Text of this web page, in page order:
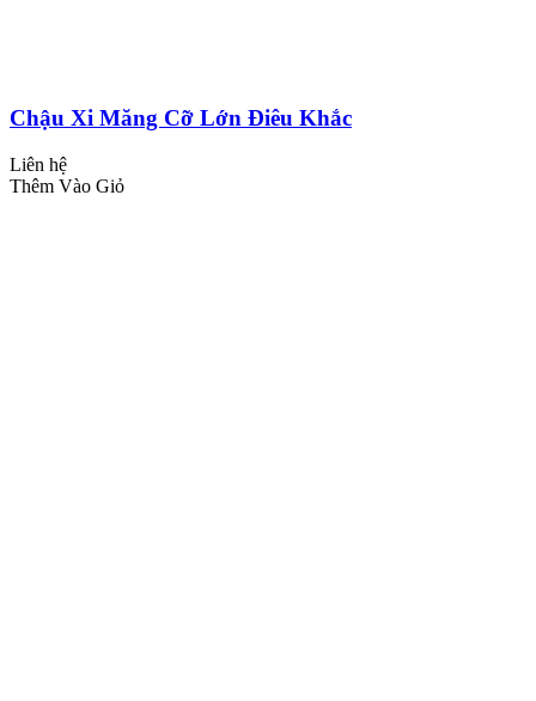
Chậu Xi Măng Cỡ Lớn Điêu Khắc
Liên hệ
Thêm Vào Giỏ